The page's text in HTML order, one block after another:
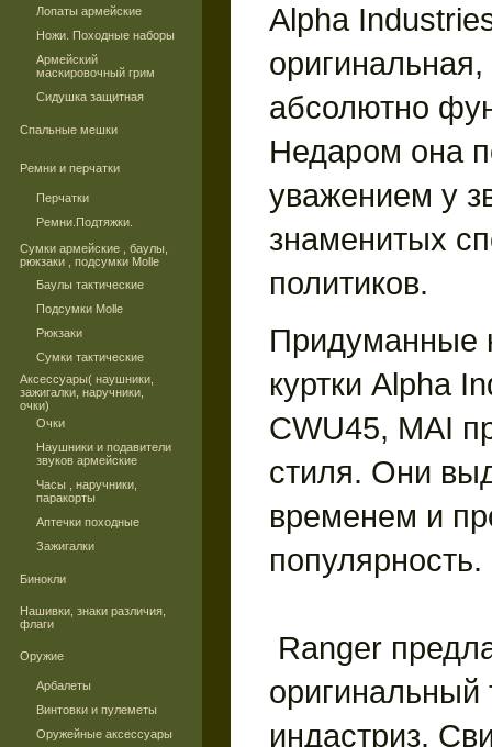
Лопаты армейские
Ножи. Походные наборы
Армейский
маскировочный грим
Сидушка защитная
Спальные мешки
Ремни и перчатки
Перчатки
Ремни.Подтяжки.
Сумки армейские , баулы,
рюкзаки , подсумки Molle
Баулы тактические
Подсумки Molle
Рюкзаки
Сумки тактические
Аксессуары( наушники,
зажигалки, наручники,
очки)
Очки
Наушники и подавители
звуков армейские
Часы , наручники,
паракорты
Аптечки походные
Зажигалки
Бинокли
Нашивки, знаки различия,
флаги
Оружие
Арбалеты
Винтовки и пулеметы
Оружейные аксессуары
Alpha
абсолютно
Недаром она
уважением у
знаменитых
политиков.
Придуманные
куртки Alpha
CWU45, MAI
стиля. Они
временем и
популярность.
Ranger
индастриз.